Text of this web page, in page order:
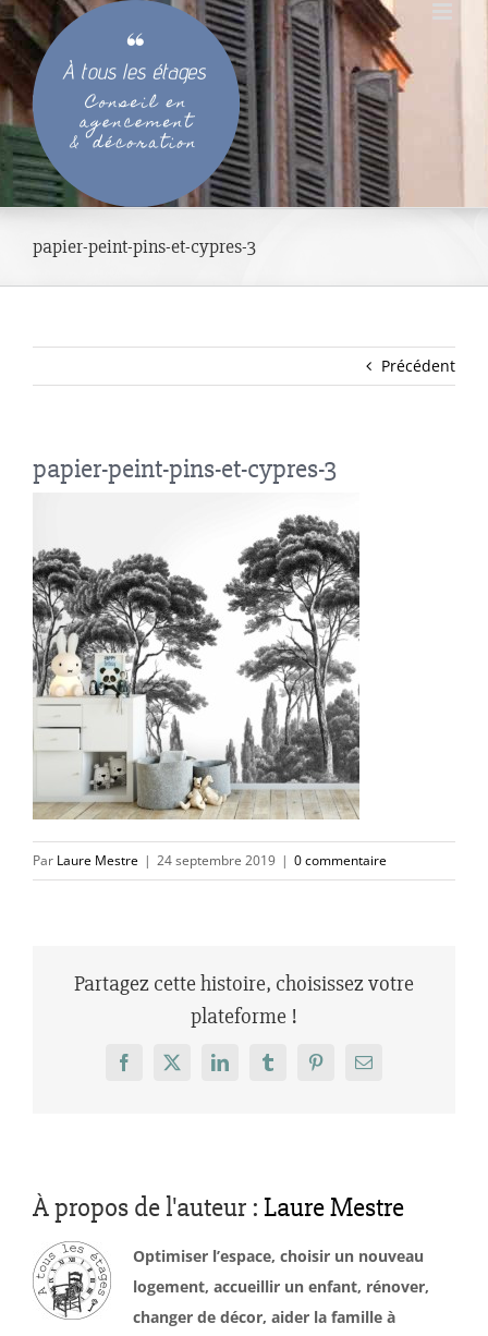
Passer
au
contenu
papier-peint-pins-et-cypres-3
Précédent
papier-peint-pins-et-cypres-3
Par Laure Mestre | 24 septembre 2019 | 0 commentaire
Partagez cette histoire, choisissez votre
plateforme !
Facebook
X LinkedInTumblrPinterestEmail
À propos de l'auteur : Laure Mestre
Optimiser l’espace, choisir un nouveau
logement, accueillir un enfant, rénover,
changer de décor, aider la famille à